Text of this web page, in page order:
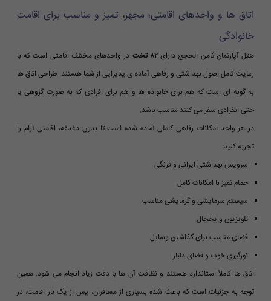
اتاق ها و واحدهای اقامتی؛ مجهز، تمیز و مناسب برای اقامت
خانوادگی
هتل آپارتمان ثامن الحجج دارای۸۲ تخت
در واحدهای مختلف اقامتی است که با
رعایت کامل اصول بهداشتی و رفاهی آماده ی پذیرایی از شما هستند. طراحی اتاق ها
به گونه ای است که هم برای خانواده ها و هم برای افرادی که به صورت گروهی یا
حتی انفرادی سفر می کنند مناسب باشد.
در هر واحد امکانات رفاهی کاملی آماده شده است تا بدون دغدغه، اقامتی آرام را
تجربه کنید:
سرویس بهداشتی ایرانی و فرنگی
حمام تمیز با امکانات کامل
سیستم سرمایشی و گرمایشی مناسب
تلویزیون و یخچال
فضای مناسب برای گذاشتن وسایل
نورگیری خوب و فضای دلباز
اتاق ها کاملاً استاندارد هستند و نظافت آن ها با دقت زیاد انجام می شود. همین
توجه به جزئیات است که باعث شده بسیاری از مسافران، پس از یک بار اقامت، در